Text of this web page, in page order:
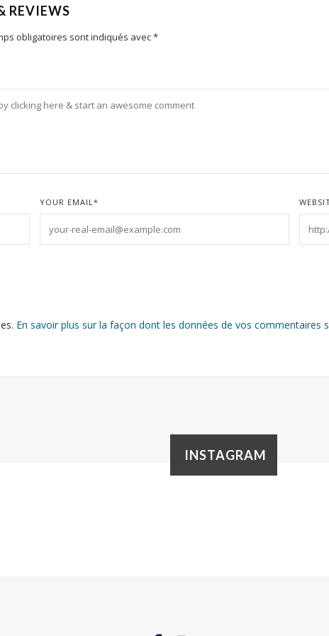
REVIEWS
obligatoires sont indiqués avec*
YOUR EMAIL *
En savoir plus sur la façon dont les données de vos commentaires
INSTAGRAM